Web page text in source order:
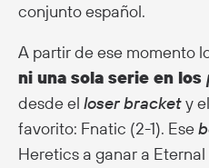
conjunto español.
A partir de ese momento
ni una sola serie en los
desde el loser brackety
favorito: Fnatic (2-1). Ese
Heretics a ganar a Eternal